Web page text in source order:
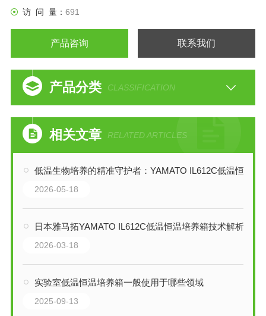
访 问 量： 691
产品咨询 联系我们
产品分类 CLASSIFICATION
相关文章 RELATED ARTICLES
低温生物培养的精准守护者：YAMATO IL612C低温恒温培养箱技术解析
2026-05-18
日本雅马拓YAMATO IL612C低温恒温培养箱技术解析：精准温控的实验室多面手
2026-03-18
实验室低温恒温培养箱一般使用于哪些领域
2025-09-13